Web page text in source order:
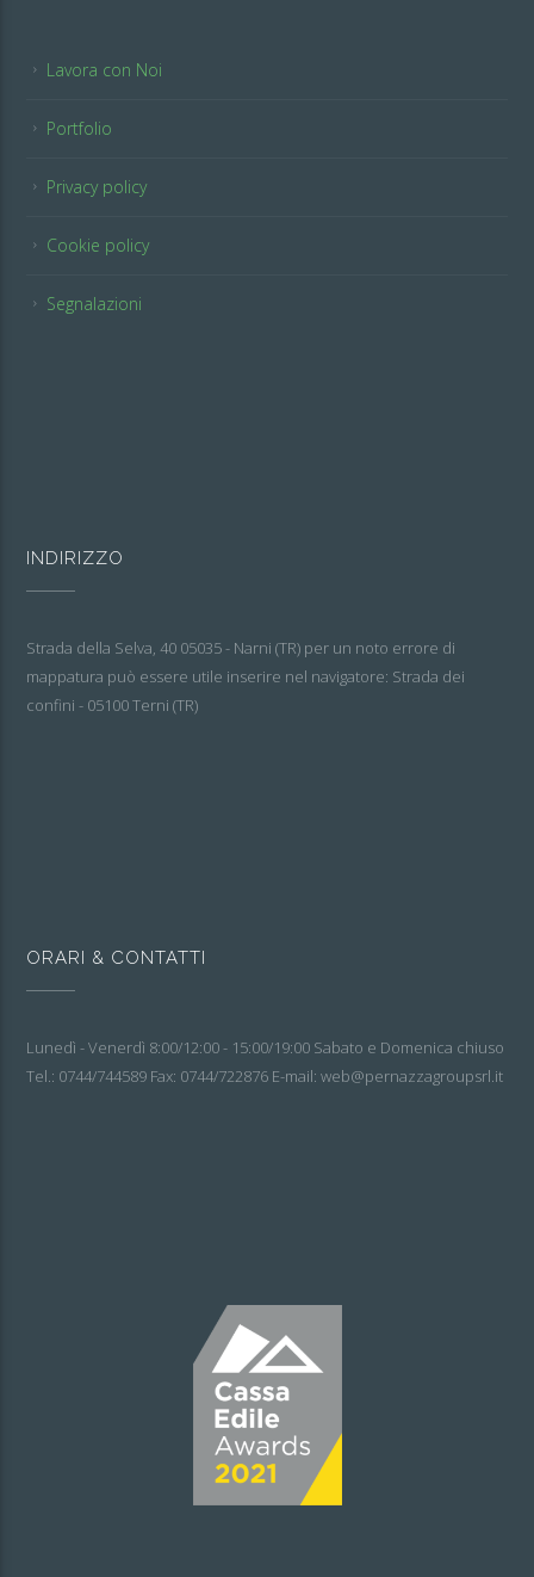
Lavora con Noi
Portfolio
Privacy policy
Cookie policy
Segnalazioni
INDIRIZZO
Strada della Selva, 40 05035 - Narni (TR) per un noto errore di
mappatura può essere utile inserire nel navigatore: Strada dei
confini - 05100 Terni (TR)
ORARI & CONTATTI
Lunedì - Venerdì 8:00/12:00 - 15:00/19:00 Sabato e Domenica chiuso
Tel.: 0744/744589 Fax: 0744/722876 E-mail: web@pernazzagroupsrl.it